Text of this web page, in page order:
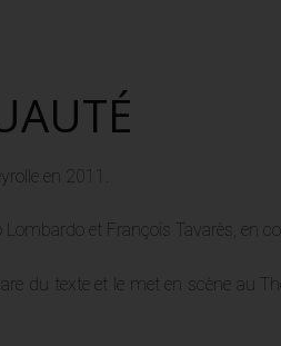
en 2011.
Lombardo et François Tavarès, en
du texte et le met en scène au